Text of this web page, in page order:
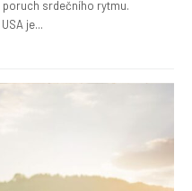
srdečního rytmu.
je...